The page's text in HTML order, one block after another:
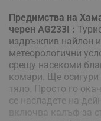
Предимства на
черен AG233I :
издръжлив найлон
метеорологични
срещу насекоми
комари. Ще осигури
тяло. Просто го
се насладете на
включва калъф за